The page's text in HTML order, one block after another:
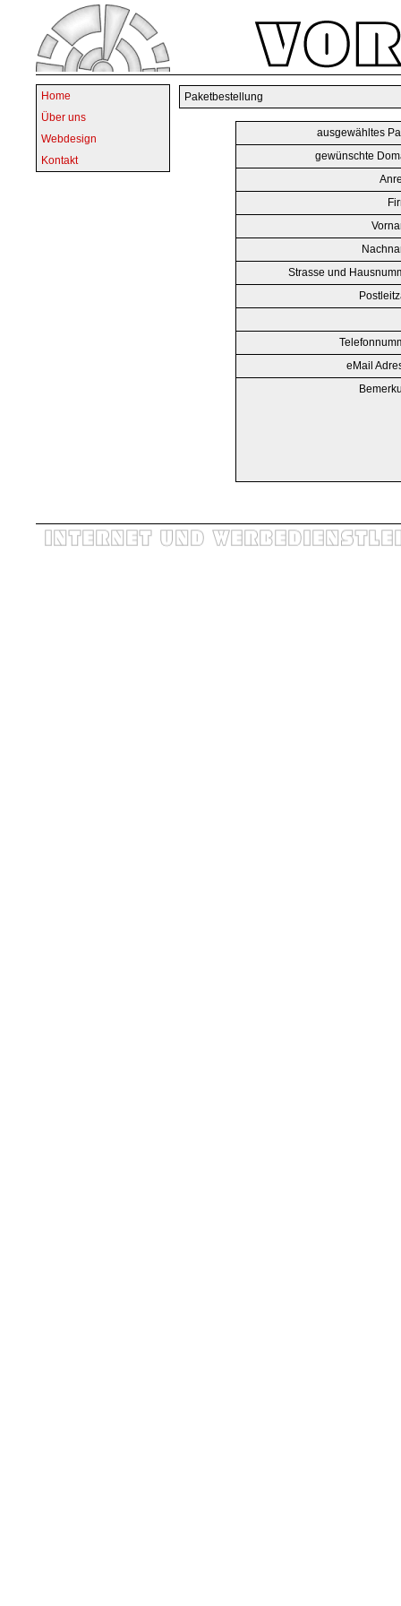
Home
Über uns
Webdesign
Kontakt
Paketbestellung
ausgewähltes
gewünschte
Strasse und
eMail